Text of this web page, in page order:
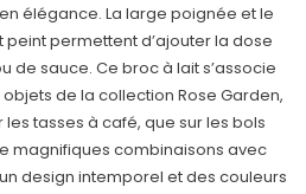
élégance. La large poignée et le
permettent d’ajouter la dose
de sauce. Ce broc à lait s’associe
de la collection Rose Garden,
tasses à café, que sur les bols
magnifiques combinaisons avec
design intemporel et des couleurs